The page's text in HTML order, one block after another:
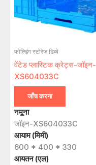
फोल्डिंग स्टोरेज डिब्बे
वेंटेड प्लास्टिक क्रेट्स-जॉइन-
XS604033C
जाँच करना
नमूना
जॉइन-XS604033C
आयाम (मिमी)
600 * 400 * 330
आयतन (एल)